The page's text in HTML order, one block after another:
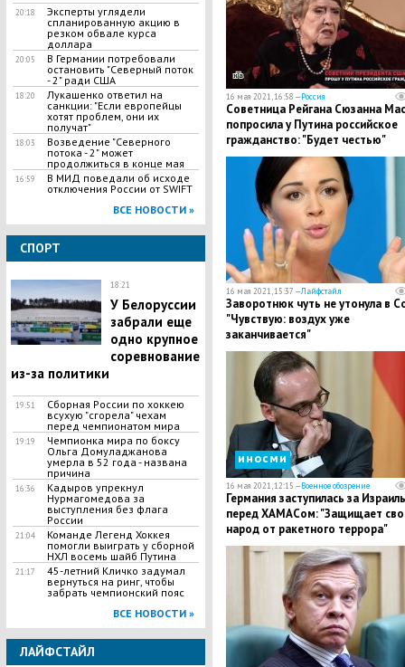
20:18
Эксперты углядели
спланированную акцию в
резком обвале курса
доллара
20:05
В Германии потребовали
остановить "Северный поток
- 2" ради США
18:20
Лукашенко ответил на
санкции: "Если европейцы
хотят проблем, они их
получат"
18:03
Возведение "Северного
потока - 2" может
продолжиться в конце мая
16:59
В МИД поведали об исходе
отключения России от SWIFT
ВСЕ НОВОСТИ »
СПОРТ
18:21
У Белоруссии
забрали еще
одно крупное
соревнование
из-за политики
19:51
Сборная России по хоккею
всухую "сгорела" чехам
перед чемпионатом мира
19:19
Чемпионка мира по боксу
Ольга Домуладжанова
умерла в 52 года - названа
причина
16:36
Кадыров упрекнул
Нурмагомедова за
выступления без флага
России
21:04
Команде Легенд Хоккея
помогли выиграть у сборной
НХЛ восемь шайб Путина
21:17
45-летний Кличко задумал
вернуться на ринг, чтобы
забрать чемпионский пояс
ВСЕ НОВОСТИ »
ЛАЙФСТАЙЛ
16 мая 2021, 16:58 —Россия
Советница Рейгана Сюзанна
попросила у Путина российское
гражданство: "Будет честью"
16 мая 2021, 15:37 —Лайфстайл
Заворотнюк чуть не утонула в
"Чувствую: воздух уже
заканчивается"
иносми
16 мая 2021, 12:15 —Военное обозрение
Германия заступилась за Израиль
перед ХАМАСом: "Защищает
народ от ракетного террора"